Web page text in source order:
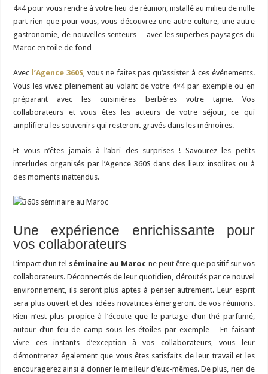
4×4 pour vous rendre à votre lieu de réunion, installé au milieu de nulle
part rien que pour vous, vous découvrez une autre culture, une autre
gastronomie, de nouvelles senteurs… avec les superbes paysages du
Maroc en toile de fond…
Avec l’Agence 360S, vous ne faites pas qu’assister à ces événements.
Vous les vivez pleinement au volant de votre 4×4 par exemple ou en
préparant avec les cuisinières berbères votre tajine. Vos
collaborateurs et vous êtes les acteurs de votre séjour, ce qui
amplifiera les souvenirs qui resteront gravés dans les mémoires.
Et vous n’êtes jamais à l’abri des surprises ! Savourez les petits
interludes organisés par l’Agence 360S dans des lieux insolites ou à
des moments inattendus.
Une expérience enrichissante pour
vos collaborateurs
L’impact d’un tel séminaire au Maroc ne peut être que positif sur vos
collaborateurs. Déconnectés de leur quotidien, déroutés par ce nouvel
environnement, ils seront plus aptes à penser autrement. Leur esprit
sera plus ouvert et des idées novatrices émergeront de vos réunions.
Rien n’est plus propice à l’écoute que le partage d’un thé parfumé,
autour d’un feu de camp sous les étoiles par exemple… En faisant
vivre ces instants d’exception à vos collaborateurs, vous leur
démontrerez également que vous êtes satisfaits de leur travail et les
encouragerez ainsi à donner le meilleur d’eux-mêmes. De plus, rien de